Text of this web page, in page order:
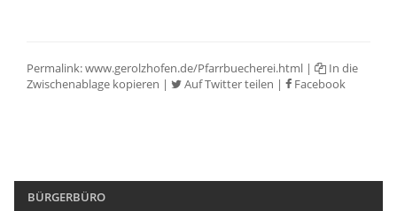
Permalink:www.gerolzhofen.de/Pfarrbuecherei.html |
In die
Zwischenablage kopieren | Auf Twitter teilen | Facebook
BÜRGERBÜRO